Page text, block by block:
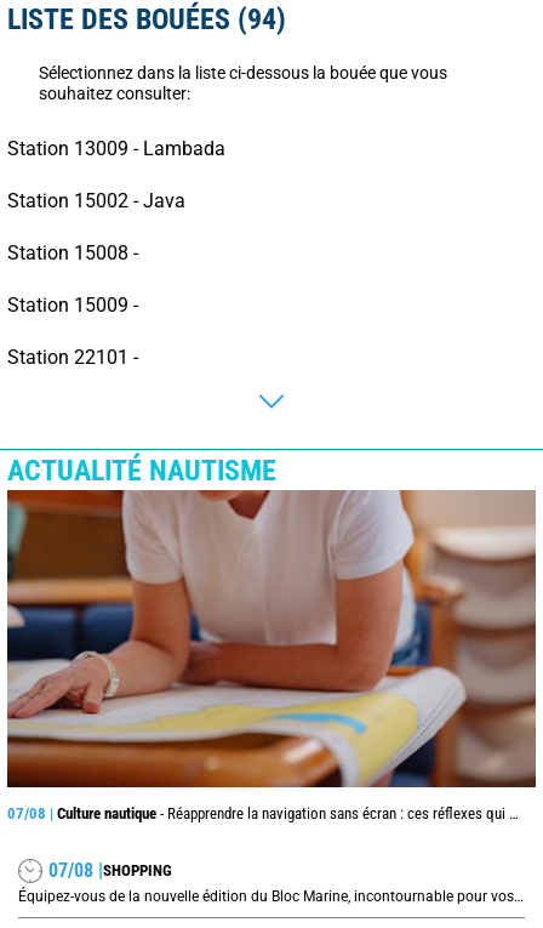
LISTE DES BOUÉES (94)
Sélectionnez dans la liste ci-dessous la bouée que vous
souhaitez consulter:
Station 13009 - Lambada
Station 15002 - Java
Station 15008 -
Station 15009 -
Station 22101 -
ACTUALITÉ NAUTISME
07/08 | Culture nautique - Réapprendre la navigation sans écran : ces réflexes qui peuvent sauver une traversée
07/08 |SHOPPING
Équipez-vous de la nouvelle édition du Bloc Marine, incontournable pour vos prochaines navigations !